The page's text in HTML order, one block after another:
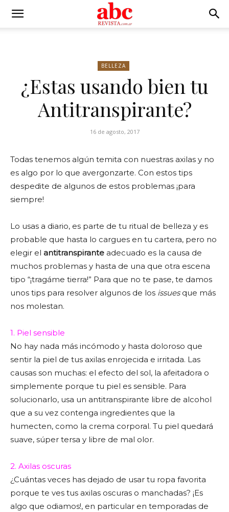
BELLEZA
¿Estas usando bien tu
Antitranspirante?
16 de agosto, 2017
Todas tenemos algún temita con nuestras axilas y no
es algo por lo que avergonzarte. Con estos tips
despedite de algunos de estos problemas ¡para
siempre!
Lo usas a diario, es parte de tu ritual de belleza y es
probable que hasta lo cargues en tu cartera, pero no
elegir el antitranspirante adecuado es la causa de
muchos problemas y hasta de una que otra escena
tipo “¡tragáme tierra!” Para que no te pase, te damos
unos tips para resolver algunos de los issuesque más
nos molestan.
1. Piel sensible
No hay nada más incómodo y hasta doloroso que
sentir la piel de tus axilas enrojecida e irritada. Las
causas son muchas: el efecto del sol, la afeitadora o
simplemente porque tu piel es sensible. Para
solucionarlo, usa un antitranspirante libre de alcohol
que a su vez contenga ingredientes que la
humecten, como la crema corporal. Tu piel quedará
suave, súper tersa y libre de mal olor.
2. Axilas oscuras
¿Cuántas veces has dejado de usar tu ropa favorita
porque te ves tus axilas oscuras o manchadas? ¡Es
algo que odiamos!, en particular en temporadas de